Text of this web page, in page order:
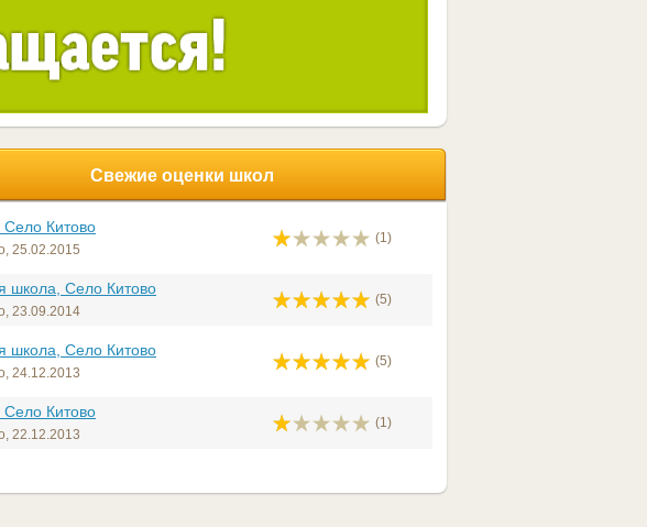
Свежие оценки школ
Село Китово
25.02.2015
(1)
школа, Село Китово
23.09.2014
(5)
школа, Село Китово
24.12.2013
(5)
Село Китово
22.12.2013
(1)